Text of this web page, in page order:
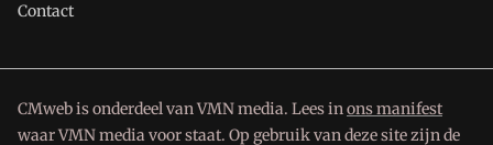
Contact
CMweb is onderdeel van VMN media. Lees inons manifest
waar VMN media voor staat. Op gebruik van deze site zijn de